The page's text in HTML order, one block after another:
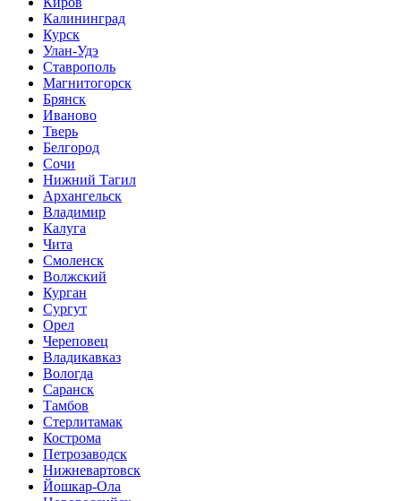
Калининград
Курск
Улан-Удэ
Ставрополь
Магнитогорск
Брянск
Иваново
Тверь
Белгород
Сочи
Нижний Тагил
Архангельск
Владимир
Калуга
Чита
Смоленск
Волжский
Курган
Сургут
Орел
Череповец
Владикавказ
Вологда
Саранск
Тамбов
Стерлитамак
Кострома
Петрозаводск
Нижневартовск
Йошкар-Ола